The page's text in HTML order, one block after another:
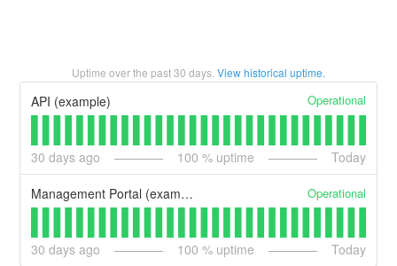
Uptime over the past30 days. View historical uptime.
API (example) Operational
30 days ago 100 % uptime Today
Management Portal (example) Operational
30 days ago 100 % uptime Today